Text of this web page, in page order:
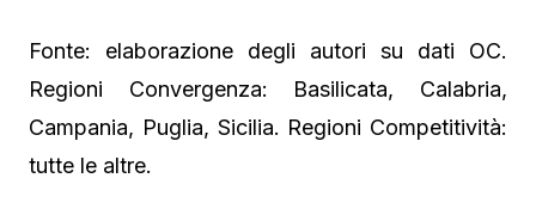
Fonte: elaborazione degli autori su dati OC.
Regioni Convergenza: Basilicata, Calabria,
Campania, Puglia, Sicilia. Regioni Competitività:
tutte le altre.